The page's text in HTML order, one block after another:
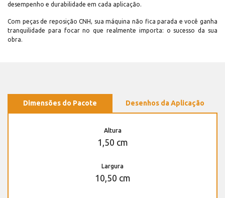
desempenho e durabilidade em cada aplicação.
Com peças de reposição CNH, sua máquina não fica parada e você ganha
tranquilidade para focar no que realmente importa: o sucesso da sua
obra.
Dimensões do Pacote Desenhos da Aplicação
Altura
1,50 cm
Largura
10,50 cm